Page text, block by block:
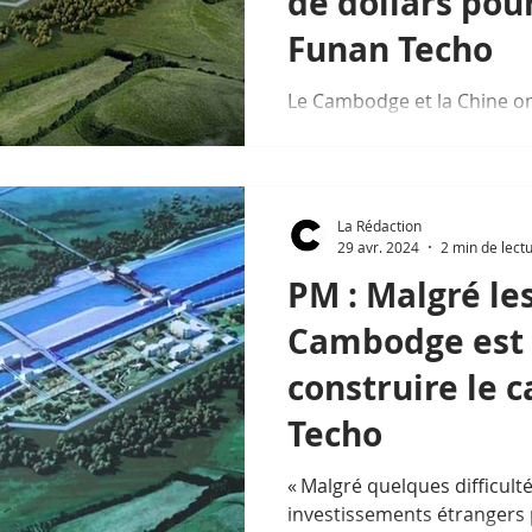
Funan Techo
Le Cambodge et la Chine
américains.
PM : Malgré
Cambodge
construire le
Techo
« Malgré quelques
investissements
La Rédaction
29 avr. 2024
2 min de